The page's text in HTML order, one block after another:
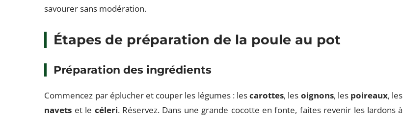
savourer sans modération.
Étapes de préparation de la poule au pot
Préparation des ingrédients
Commencez par éplucher et couper les légumes : lescarottes, les oignons, les poireaux, les
navets et le céleri. Réservez. Dans une grande cocotte en fonte, faites revenir les lardons à